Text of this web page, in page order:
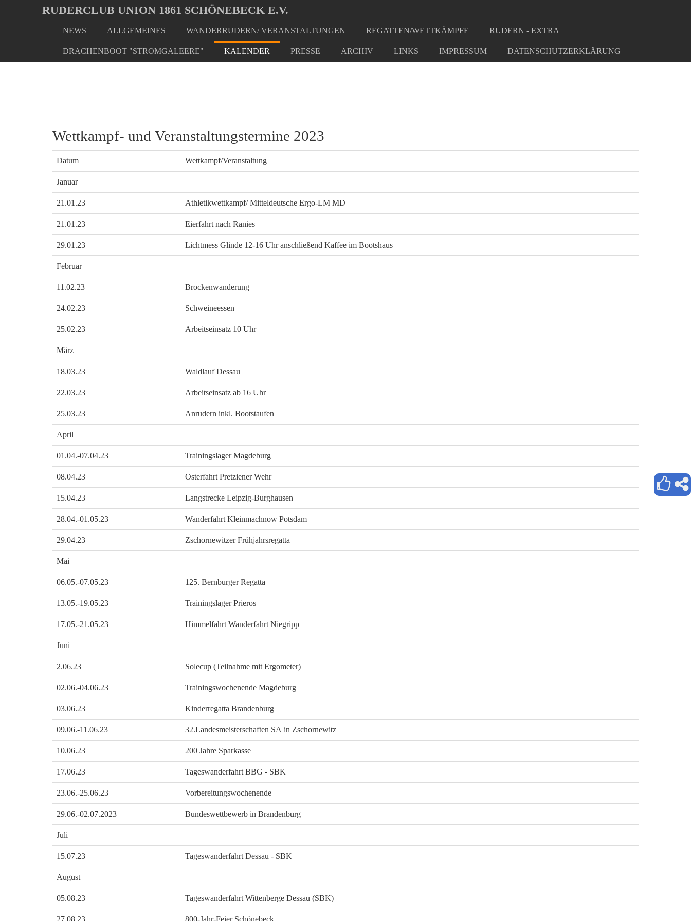
Oops, an error occurred! Code: 2026080701571103a71c01
main
RUDERCLUB UNION 1861 SCHÖNEBECK E.V.
NEWS ALLGEMEINES WANDERRUDERN/ VERANSTALTUNGEN REGATTEN/WETTKÄMPFE RUDERN - EXTRA
DRACHENBOOT "STROMGALEERE" KALENDER PRESSE ARCHIV LINKS IMPRESSUM DATENSCHUTZERKLÄRUNG
here:
Wettkampf- und Veranstaltungstermine 2023
Datum Wettkampf/Veranstaltung
Januar
21.01.23 Athletikwettkampf/ Mitteldeutsche Ergo-LM MD
21.01.23 Eierfahrt nach Ranies
29.01.23 Lichtmess Glinde 12-16 Uhr anschließend Kaffee im Bootshaus
Februar
11.02.23 Brockenwanderung
24.02.23 Schweineessen
25.02.23 Arbeitseinsatz 10 Uhr
März
18.03.23 Waldlauf Dessau
22.03.23 Arbeitseinsatz ab 16 Uhr
25.03.23 Anrudern inkl. Bootstaufen
April
01.04.-07.04.23 Trainingslager Magdeburg
08.04.23 Osterfahrt Pretziener Wehr
15.04.23 Langstrecke Leipzig-Burghausen
28.04.-01.05.23 Wanderfahrt Kleinmachnow Potsdam
29.04.23 Zschornewitzer Frühjahrsregatta
Mai
06.05.-07.05.23 125. Bernburger Regatta
13.05.-19.05.23 Trainingslager Prieros
17.05.-21.05.23 Himmelfahrt Wanderfahrt Niegripp
Juni
2.06.23 Solecup (Teilnahme mit Ergometer)
02.06.-04.06.23 Trainingswochenende Magdeburg
03.06.23 Kinderregatta Brandenburg
09.06.-11.06.23 32.Landesmeisterschaften SA in Zschornewitz
10.06.23 200 Jahre Sparkasse
17.06.23 Tageswanderfahrt BBG - SBK
23.06.-25.06.23 Vorbereitungswochenende
29.06.-02.07.2023 Bundeswettbewerb in Brandenburg
Juli
15.07.23 Tageswanderfahrt Dessau - SBK
August
05.08.23 Tageswanderfahrt Wittenberge Dessau (SBK)
27.08.23 800-Jahr-Feier Schönebeck